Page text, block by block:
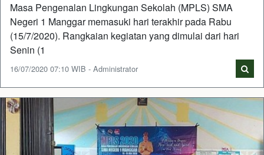
Masa Pengenalan Lingkungan Sekolah (MPLS) SMA
Negeri 1 Manggar memasuki hari terakhir pada Rabu
(15/7/2020). Rangkaian kegiatan yang dimulai dari hari
Senin (1
16/07/2020 07:10 WIB - Administrator